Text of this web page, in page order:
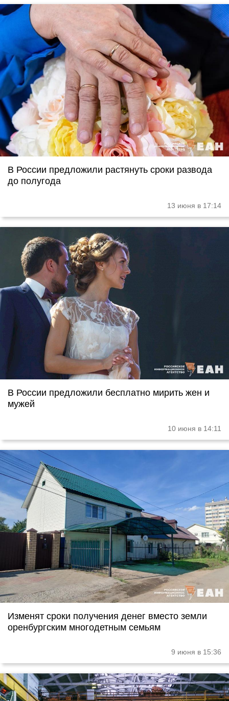
В России предложили растянуть сроки развода
до полугода
13 июня в 17:14
В России предложили бесплатно мирить жен и
мужей
10 июня в 14:11
Изменят сроки получения денег вместо земли
оренбургским многодетным семьям
9 июня в 15:36